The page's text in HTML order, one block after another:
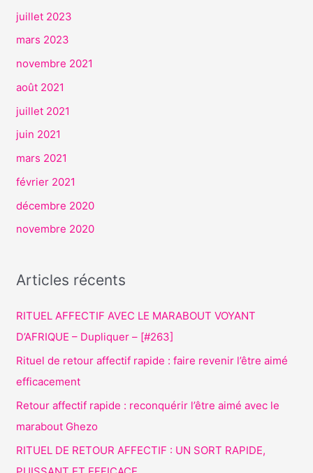
juillet 2023
mars 2023
novembre 2021
août 2021
juillet 2021
juin 2021
mars 2021
février 2021
décembre 2020
novembre 2020
Articles récents
RITUEL AFFECTIF AVEC LE MARABOUT VOYANT
D’AFRIQUE – Dupliquer – [#263]
Rituel de retour affectif rapide : faire revenir l’être aimé
efficacement
Retour affectif rapide : reconquérir l’être aimé avec le
marabout Ghezo
RITUEL DE RETOUR AFFECTIF : UN SORT RAPIDE,